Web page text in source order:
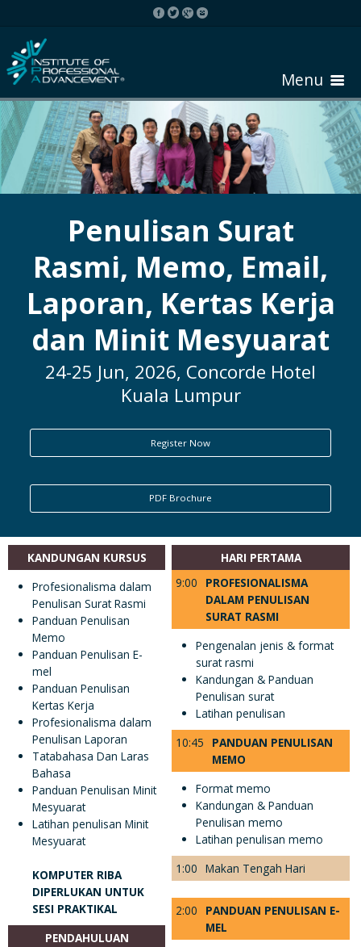
Menu
HOME
ABOUT COURSE
REGISTER
REQUEST BROCHURE
ENQUIRY
Penulisan Surat
Rasmi, Memo, Email,
Laporan, Kertas Kerja
dan Minit Mesyuarat
24-25 Jun, 2026, Concorde Hotel
Kuala Lumpur
Register Now
PDF Brochure
KANDUNGAN KURSUS
Profesionalisma dalam
Penulisan Surat Rasmi
Panduan Penulisan
Memo
Panduan Penulisan E-
mel
Panduan Penulisan
Kertas Kerja
Profesionalisma dalam
Penulisan Laporan
Tatabahasa Dan Laras
Bahasa
Panduan Penulisan Minit
Mesyuarat
Latihan penulisan Minit
Mesyuarat
KOMPUTER RIBA
DIPERLUKAN UNTUK
SESI PRAKTIKAL
PENDAHULUAN
HARI PERTAMA
9:00
PROFESIONALISMA
DALAM PENULISAN
SURAT RASMI
Pengenalan jenis & format
surat rasmi
Kandungan & Panduan
Penulisan surat
Latihan penulisan
10:45
PANDUAN PENULISAN
MEMO
Format memo
Kandungan & Panduan
Penulisan memo
Latihan penulisan memo
1:00 Makan Tengah Hari
2:00
PANDUAN PENULISAN E-
MEL